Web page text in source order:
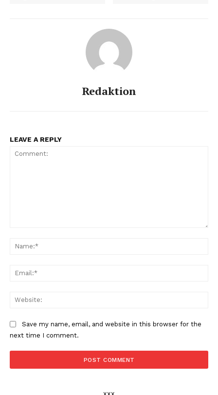
Redaktion
LEAVE A REPLY
Save my name, email, and website in this browser for the
next time I comment.
xxx